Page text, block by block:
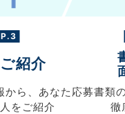
紹介
ら、 あなた
を ご紹介
応募書類
徹